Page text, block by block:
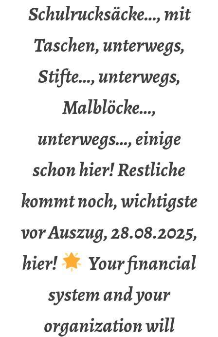
Schulrucksäcke…, mit
Taschen, unterwegs,
Stifte…, unterwegs,
Malblöcke…,
unterwegs…, einige
schon hier! Restliche
kommt noch, wichtigste
vor Auszug, 28.08.2025,
hier!
Your financial
system and your
organization will